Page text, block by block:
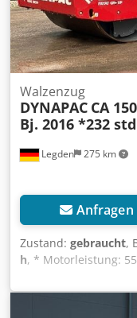
Legden 275 km
Walzenzug
DYNAPAC CA
Bj. 2016 *232
Anfragen
Zustand: gebraucht,
h, * Motorleistung:
Betriebsstd: 216 std.
Fahrzeugnummer:
vorbehalten. Csdpfx